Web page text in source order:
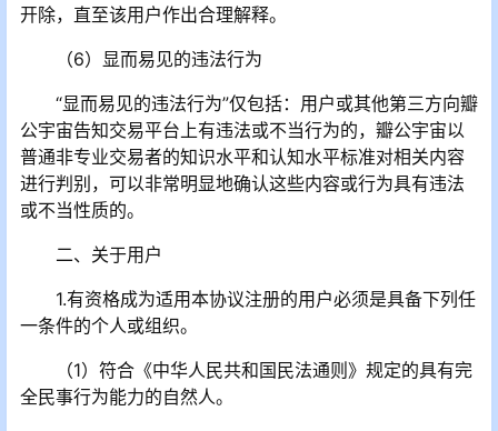
开除，直至该用户作出合理解释。
（6）显而易见的违法行为
“显而易见的违法行为”仅包括：用户或其他第三方向瓣
公宇宙告知交易平台上有违法或不当行为的，瓣公宇宙以
普通非专业交易者的知识水平和认知水平标准对相关内容
进行判别，可以非常明显地确认这些内容或行为具有违法
或不当性质的。
二、关于用户
1.有资格成为适用本协议注册的用户必须是具备下列任
一条件的个人或组织。
（1）符合《中华人民共和国民法通则》规定的具有完
全民事行为能力的自然人。